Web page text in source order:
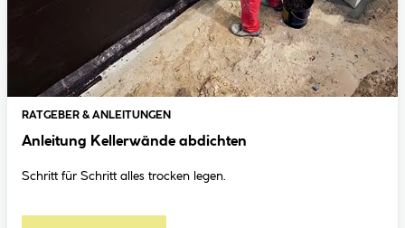
RATGEBER & ANLEITUNGEN
Anleitung Kellerwände abdichten
Schritt für Schritt alles trocken legen.